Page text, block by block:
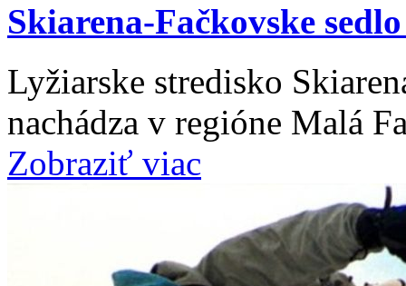
Skiarena-Fačkovske
Lyžiarske stredisko
nachádza v regióne Malá
Zobraziť viac